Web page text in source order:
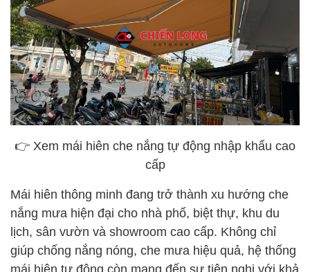
👉 Xem mái hiên che nắng tự động nhập khẩu cao
cấp
Mái hiên thông minh đang trở thành xu hướng che
nắng mưa hiện đại cho nhà phố, biệt thự, khu du
lịch, sân vườn và showroom cao cấp. Không chỉ
giúp chống nắng nóng, che mưa hiệu quả, hệ thống
mái hiên tự động còn mang đến sự tiện nghi với khả